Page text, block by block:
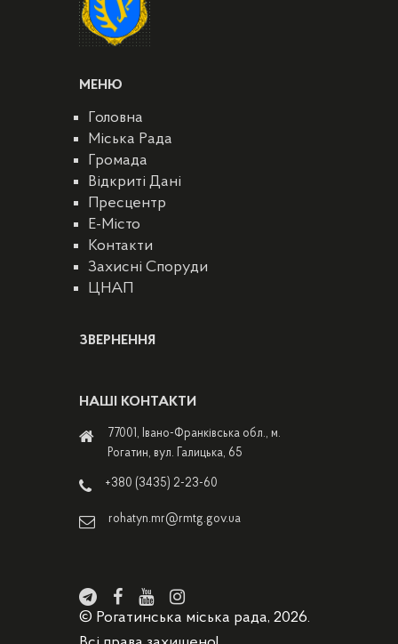
МЕНЮ
Головна
Міська Рада
Громада
Відкриті Дані
Пресцентр
E-Місто
Контакти
Захисні Споруди
ЦНАП
ЗВЕРНЕННЯ
НАШІ КОНТАКТИ
77001, Івано-Франківська обл., м.
Рогатин, вул. Галицька, 65
+380 (3435) 2-23-60
rohatyn.mr@rmtg.gov.ua
© Рогатинська міська рада, 2026.